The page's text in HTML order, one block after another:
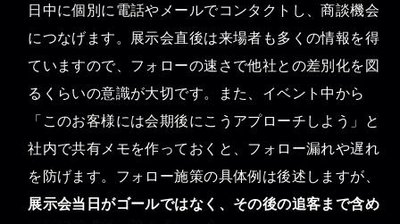
日中に個別に電話やメールでコンタクトし、商談機会
につなげます。展示会直後は来場者も多くの情報を得
ていますので、フォローの速さで他社との差別化を図
るくらいの意識が大切です。また、イベント中から
「このお客様には会期後にこうアプローチしよう」と
社内で共有メモを作っておくと、フォロー漏れや遅れ
を防げます。フォロー施策の具体例は後述しますが、
展示会当日がゴールではなく、その後の追客まで含め